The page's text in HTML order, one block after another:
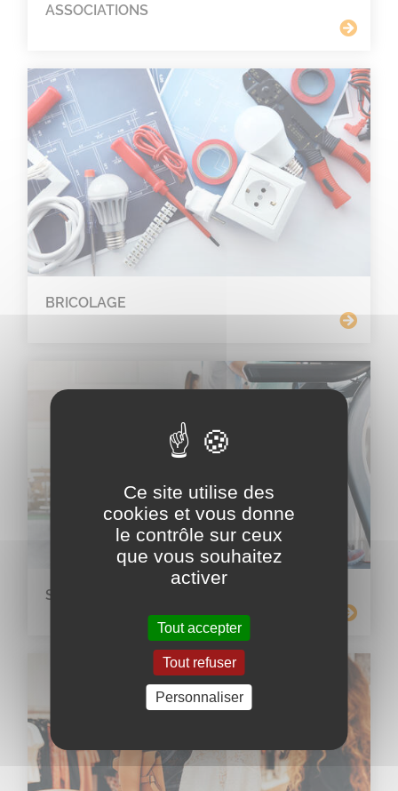
ASSOCIATIONS
BRICOLAGE
SPORT & TOURISME
Ce site utilise des
cookies et vous donne
le contrôle sur ceux
que vous souhaitez
activer
Tout accepter
Tout refuser
Personnaliser